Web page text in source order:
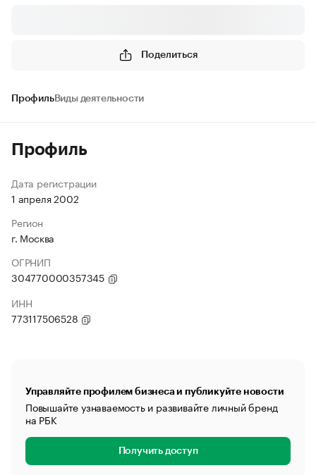
Поделиться
ПрофильВиды деятельности
Профиль
Дата регистрации
1 апреля 2002
Регион
г. Москва
ОГРНИП
304770000357345
ИНН
773117506528
Управляйте профилем бизнеса и публикуйте новости
Повышайте узнаваемость и развивайте личный бренд
на РБК
Получить доступ